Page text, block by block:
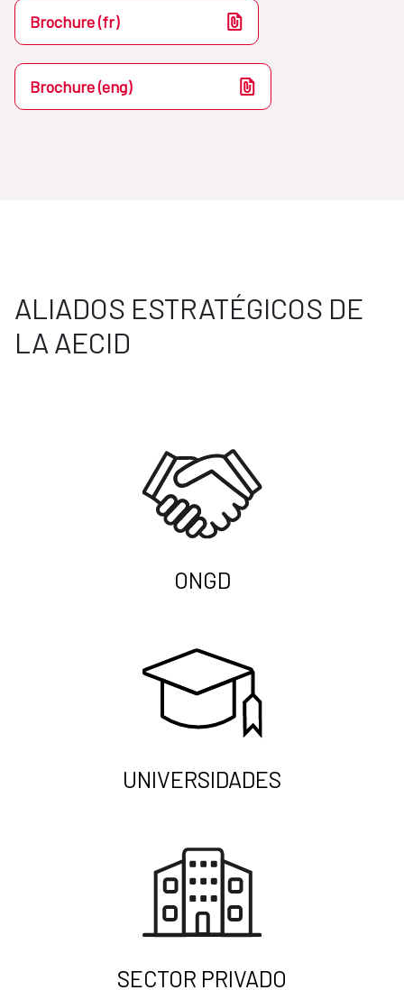
Brochure (fr)
Brochure (eng)
ALIADOS ESTRATÉGICOS DE
LA AECID
ONGD
UNIVERSIDADES
SECTOR PRIVADO